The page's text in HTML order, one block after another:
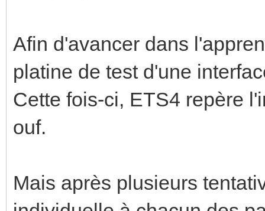
Afin d'avancer dans
platine de test d'une
Cette fois-ci, ETS4 repère
ouf.
Mais après plusieurs